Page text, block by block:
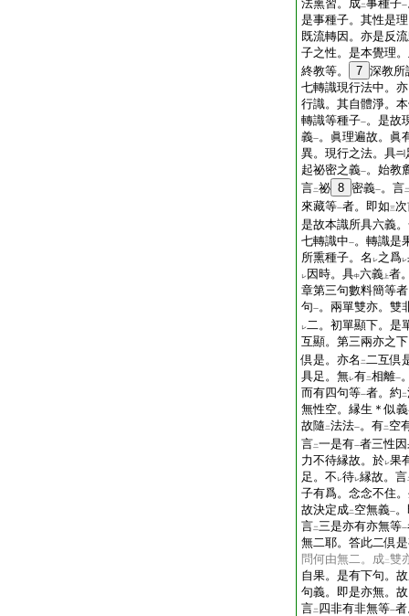
法熏習。成二事種子一
是事種子。其性是
既流轉因。亦是反
子之性。是本覺理
終教等。
7 深教所
七轉識現行法中。
行識。其自體淨。
轉識等種子一。是故
義一。眞理遍故。眞
異。現行之法。具
起祕密之義一。始教
言二祕 8 密義一。言二
來藏等一者。即如三
是故本識所具六義
七轉識中一。轉識是
所熏種子。名 レ之爲レ
レ 因時。具中六義 上者
章第三句數料簡等
句一。兩單雙亦。雙
レ二。初單顯下。是
互顯。第三兩亦之
倶是。亦名 二二互倶
具足。無レ有二相離一
而有四句等一者。約 二
無性空。縁生＊似義
故隨 二法法一。有二 空
言二一是有一者三性
力不待縁故。於レ果
足。不 レ待レ縁故。言
子有爲。念念不住
故決定成二 空無義一
言二三是亦有亦無等一
無二耶。答此二倶
問何由無二。成二雙
自果。是有下句。
句義。即是亦無。
言二 四非有非無等一